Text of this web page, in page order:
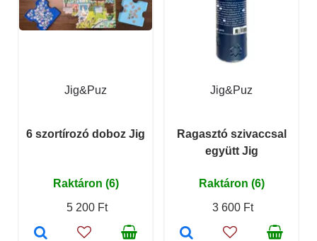
Jig&Puz
6 szortírozó doboz Jig
Raktáron (6)
5 200 Ft
Jig&Puz
Ragasztó szivaccsal
együtt Jig
Raktáron (6)
3 600 Ft